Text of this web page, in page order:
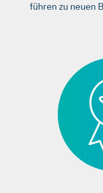
führen zu neuen